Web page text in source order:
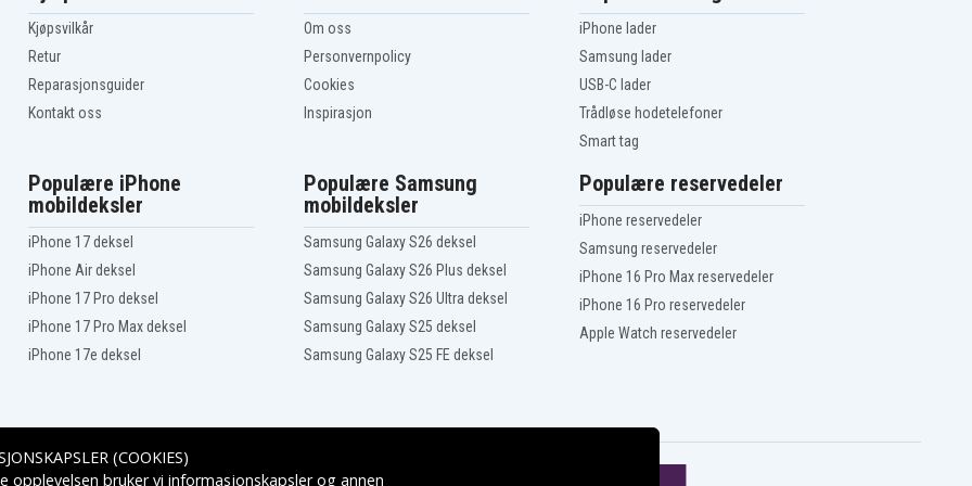
Kjøpsvilkår
Retur
Reparasjonsguider
Kontakt oss
Om oss
Personvernpolicy
Cookies
Inspirasjon
iPhone lader
Samsung lader
USB-C lader
Trådløse hodetelefoner
Smart tag
Populære iPhone
mobildeksler
iPhone 17 deksel
iPhone Air deksel
iPhone 17 Pro deksel
iPhone 17 Pro Max deksel
iPhone 17e deksel
Populære Samsung
mobildeksler
Samsung Galaxy S26 deksel
Samsung Galaxy S26 Plus deksel
Samsung Galaxy S26 Ultra deksel
Samsung Galaxy S25 deksel
Samsung Galaxy S25 FE deksel
Populære reservedeler
iPhone reservedeler
Samsung reservedeler
iPhone 16 Pro Max reservedeler
iPhone 16 Pro reservedeler
Apple Watch reservedeler
Leveringsalternativer
(COOKIES)
opplevelsen bruker vi informasjonskapsler og annen